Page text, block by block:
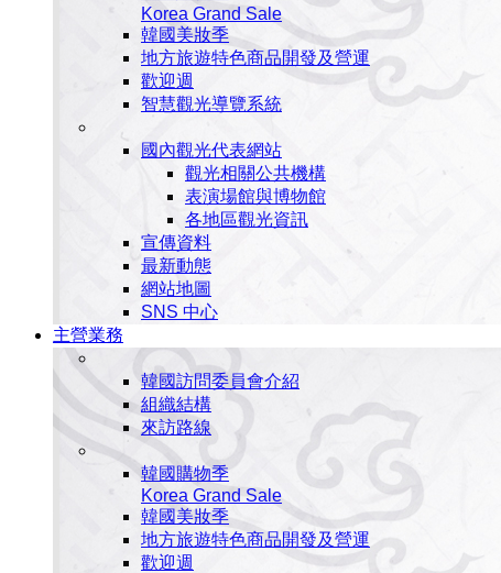
Korea Grand Sale
韓國美妝季
地方旅遊特色商品開發及營運
歡迎週
智慧觀光導覽系統
國內觀光代表網站
觀光相關公共機構
表演場館與博物館
各地區觀光資訊
宣傳資料
最新動態
網站地圖
SNS 中心
主營業務
韓國訪問委員會介紹
組織結構
來訪路線
韓國購物季
Korea Grand Sale
韓國美妝季
地方旅遊特色商品開發及營運
歡迎週